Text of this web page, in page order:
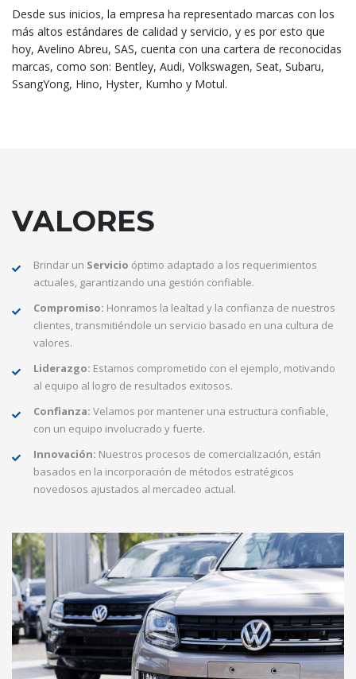
Desde sus inicios, la empresa ha representado marcas con los
más altos estándares de calidad y servicio, y es por esto que
hoy, Avelino Abreu, SAS, cuenta con una cartera de reconocidas
marcas, como son: Bentley, Audi, Volkswagen, Seat, Subaru,
SsangYong, Hino, Hyster, Kumho y Motul.
VALORES
Brindar un Servicio óptimo adaptado a los requerimientos
actuales, garantizando una gestión confiable.
Compromiso: Honramos la lealtad y la confianza de nuestros
clientes, transmitiéndole un servicio basado en una cultura de
valores.
Liderazgo: Estamos comprometido con el ejemplo, motivando
al equipo al logro de resultados exitosos.
Confianza: Velamos por mantener una estructura confiable,
con un equipo involucrado y fuerte.
Innovación: Nuestros procesos de comercialización, están
basados en la incorporación de métodos estratégicos
novedosos ajustados al mercadeo actual.